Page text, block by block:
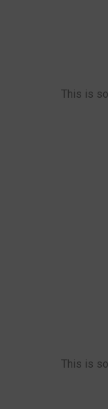
This is
This is